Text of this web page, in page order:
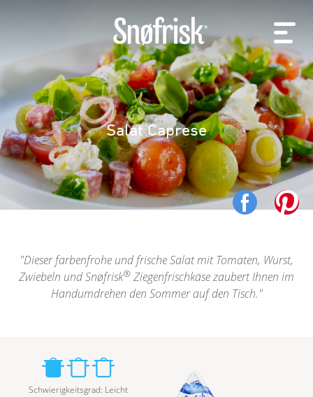
Salat Caprese
Dieser farbenfrohe und frische Salat mit Tomaten, Wurst,
Zwiebeln und Snøfrisk® Ziegenfrischkäse zaubert Ihnen im
Handumdrehen den Sommer auf den Tisch.
Schwierigkeitsgrad: Leicht